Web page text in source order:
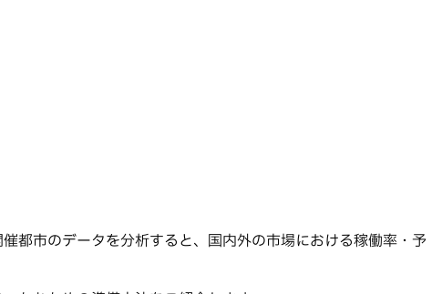
都市のデータを分析すると、国内外の市場における稼働率・予